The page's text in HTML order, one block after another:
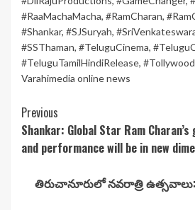
#RaaMachaMacha, #RamCharan,
#Shankar, #SJSuryah,
#SSThaman, #TeluguCinema,
#TeluguTamilHindiRelease, #Tollywood
Varahimedia online news
Continue
Reading
Previous
Shankar: Global Star Ram
and performance will be in new
తిరుచానూరులో నవరాత్రి ఉత్సవాలు: